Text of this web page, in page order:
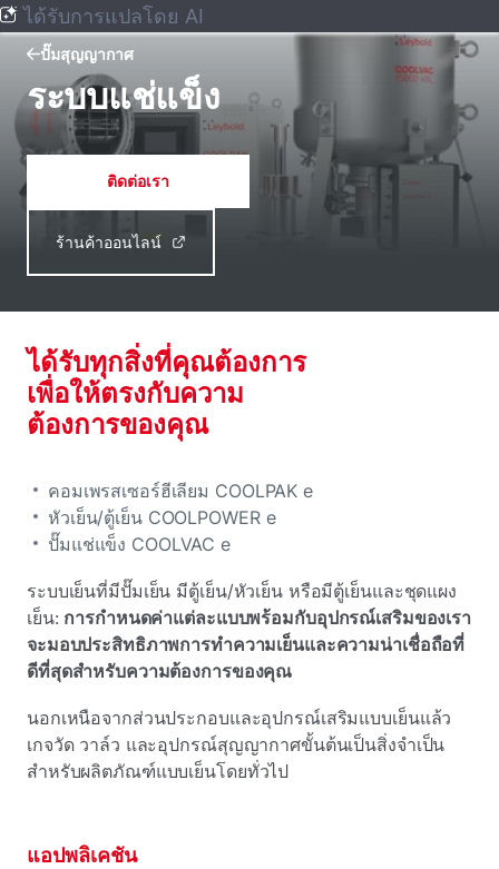
ได้รับการแปลโดย AI
ปั๊มสุญญากาศ
ระบบแช่แข็ง
ติดต่อเรา
ร้านค้าออนไลน์
ได้รับทุกสิ่งที่คุณต้องการ
เพื่อให้ตรงกับความ
ต้องการของคุณ
คอมเพรสเซอร์ฮีเลียม COOLPAK e
หัวเย็น/ตู้เย็น COOLPOWER e
ปั๊มแช่แข็ง COOLVAC e
ระบบเย็นที่มีปั๊มเย็น มีตู้เย็น/หัวเย็น หรือมีตู้เย็นและชุดแผง
เย็น: การกําหนดค่าแต่ละแบบพร้อมกับอุปกรณ์เสริมของเรา
จะมอบประสิทธิภาพการทําความเย็นและความน่าเชื่อถือที่
ดีที่สุดสําหรับความต้องการของคุณ
นอกเหนือจากส่วนประกอบและอุปกรณ์เสริมแบบเย็นแล้ว
เกจวัด วาล์ว และอุปกรณ์สุญญากาศขั้นต้นเป็นสิ่งจําเป็น
สําหรับผลิตภัณฑ์แบบเย็นโดยทั่วไป
แอปพลิเคชัน